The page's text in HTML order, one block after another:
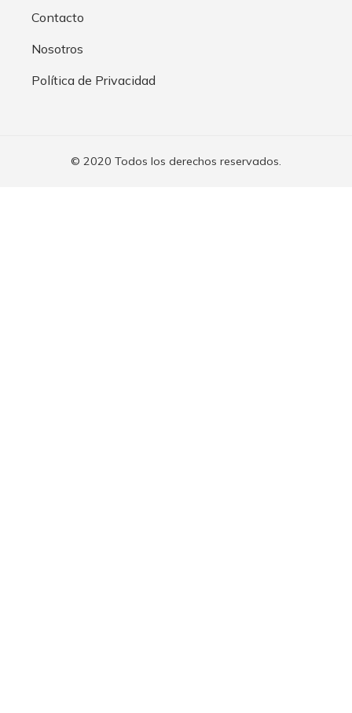
Contacto
Nosotros
Política de Privacidad
© 2020 Todos los derechos reservados.